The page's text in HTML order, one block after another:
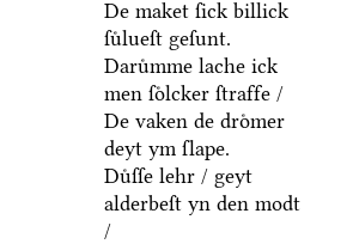
De maket ſick billick
ſuͤlueſt geſunt.
Daruͤmme lache ick
men ſoͤlcker ſtraffe /
De vaken de droͤmer
deyt ym ſlape.
Duͤſſe lehr / geyt
alderbeſt yn den modt
/